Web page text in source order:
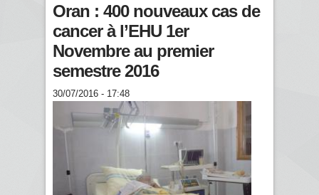
Oran : 400 nouveaux cas de
cancer à l’EHU 1er
Novembre au premier
semestre 2016
30/07/2016 - 17:48